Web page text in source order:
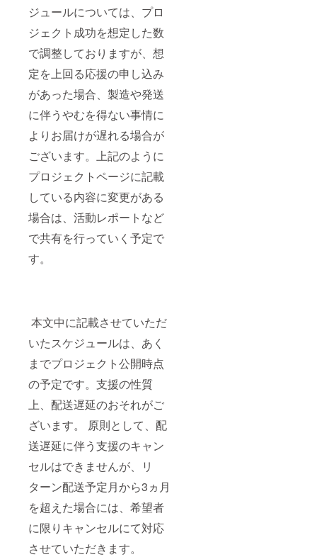
ジュールについては、プロ
ジェクト成功を想定した数
で調整しておりますが、想
定を上回る応援の申し込み
があった場合、製造や発送
に伴うやむを得ない事情に
よりお届けが遅れる場合が
ございます。上記のように
プロジェクトページに記載
している内容に変更がある
場合は、活動レポートなど
で共有を行っていく予定で
す。
本文中に記載させていただ
いたスケジュールは、あく
までプロジェクト公開時点
の予定です。支援の性質
上、配送遅延のおそれがご
ざいます。 原則として、配
送遅延に伴う支援のキャン
セルはできませんが、リ
ターン配送予定月から3ヵ月
を超えた場合には、希望者
に限りキャンセルにて対応
させていただきます。